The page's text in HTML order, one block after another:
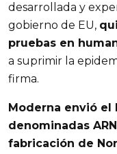
desarrollada y
gobierno de EU,
pruebas en
a suprimir la
firma.
Moderna envió el
denominadas
fabricación de